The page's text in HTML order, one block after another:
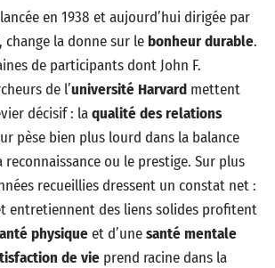
en 1938 et aujourd’hui dirigée par
change la donne sur lebonheur durable.
de participants dont John F.
de l’université Harvard mettent
décisif : laqualité des relations
pèse bien plus lourd dans la balance
reconnaissance ou le prestige. Sur plus
recueillies dressent un constat net :
entretiennent des liens solides profitent
physiqueet d’unesanté mentale
de vie prend racine dans la